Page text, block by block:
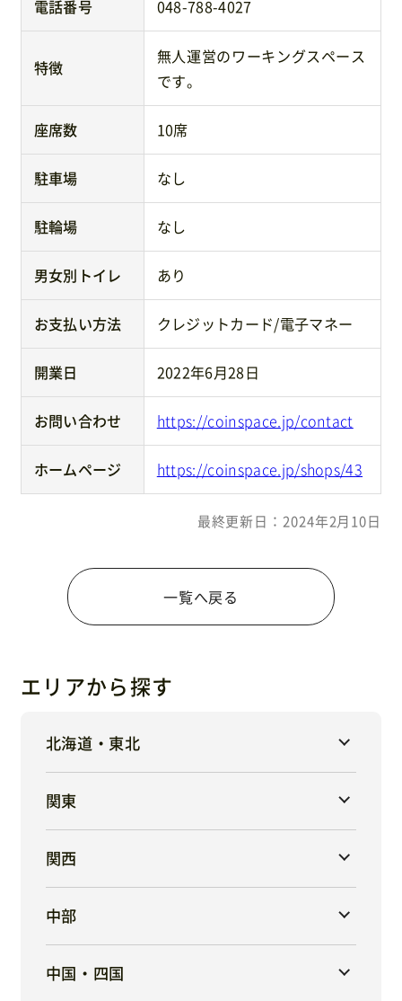
電話番号 048-788-4027
特徴
無人運営のワーキングスペース
です。
座席数 10席
駐車場 なし
駐輪場 なし
男女別トイレ あり
お支払い方法 クレジットカード/電子マネー
開業日 2022年6月28日
お問い合わせ https://coinspace.jp/contact
ホームページ https://coinspace.jp/shops/43
最終更新日：2024年2月10日
一覧へ戻る
エリアから探す
北海道・東北
関東
関西
中部
中国・四国